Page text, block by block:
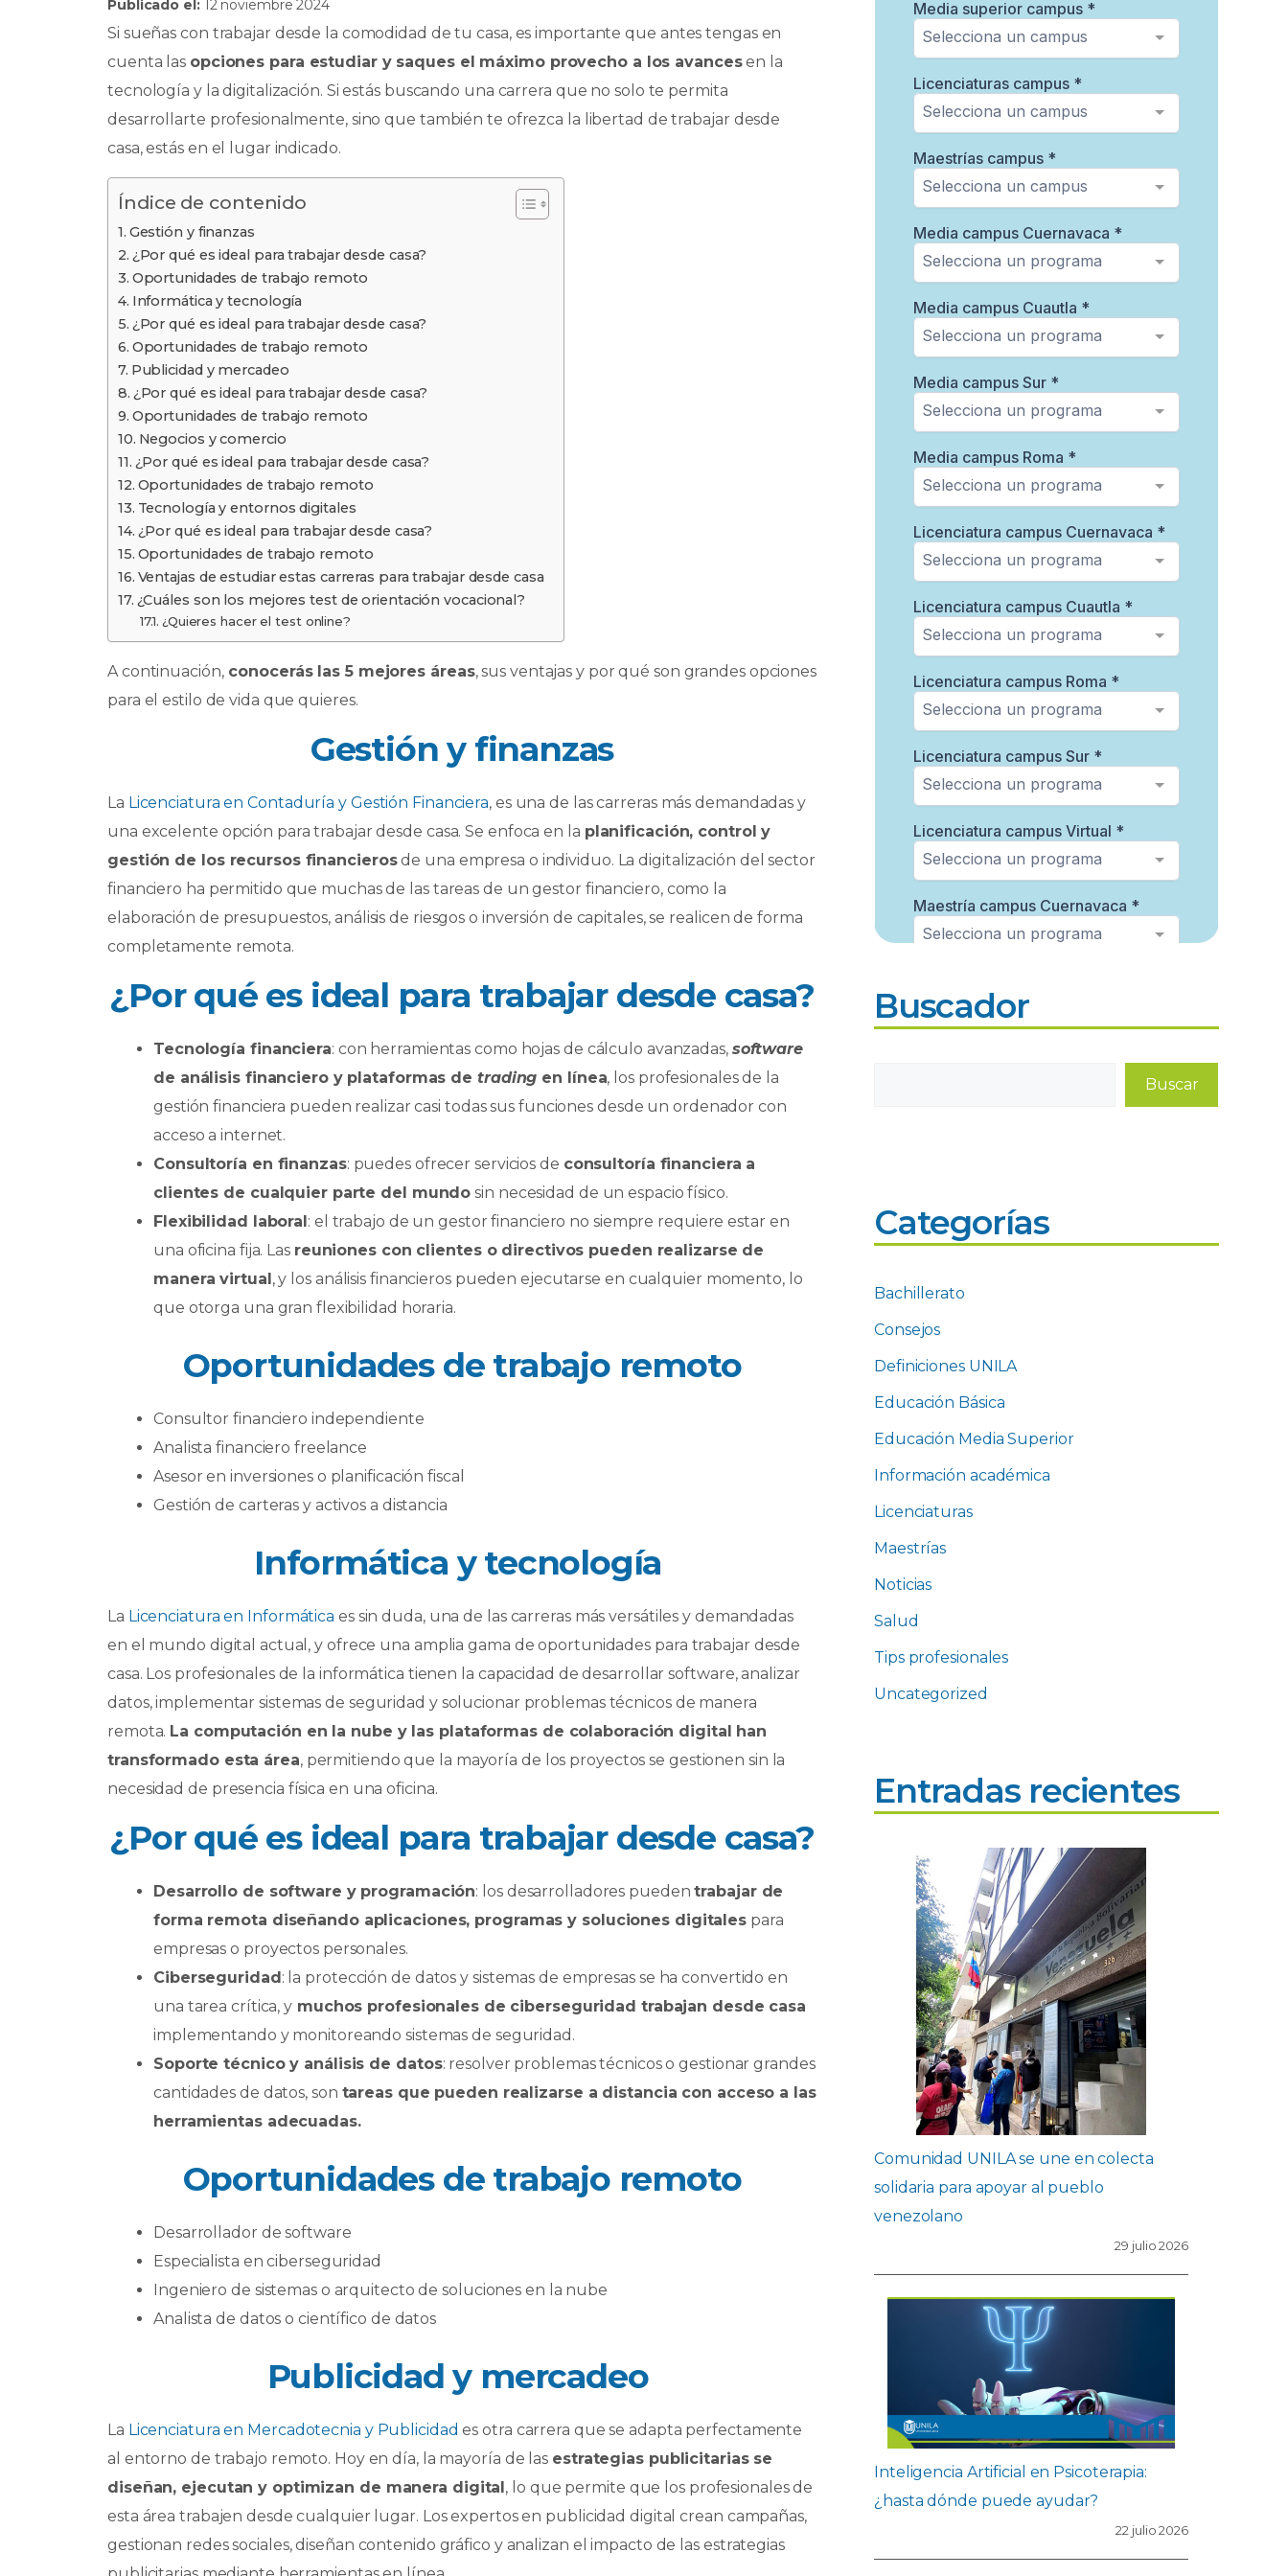
c
e
b
o
o
k
a
ts
A
p
p
k
e
dI
n
m
p
ar
ti
r
Publicado el: 12 noviembre 2024
Si sueñas con trabajar desde la comodidad de tu casa, es importante que antes tengas en
cuenta las opciones para estudiar y saques el máximo provecho a los avancesen la
tecnología y la digitalización. Si estás buscando una carrera que no solo te permita
desarrollarte profesionalmente, sino que también te ofrezca la libertad de trabajar desde
casa, estás en el lugar indicado.
Índice de contenido
Gestión y finanzas
¿Por qué es ideal para trabajar desde casa?
Oportunidades de trabajo remoto
Informática y tecnología
¿Por qué es ideal para trabajar desde casa?
Oportunidades de trabajo remoto
Publicidad y mercadeo
¿Por qué es ideal para trabajar desde casa?
Oportunidades de trabajo remoto
Negocios y comercio
¿Por qué es ideal para trabajar desde casa?
Oportunidades de trabajo remoto
Tecnología y entornos digitales
¿Por qué es ideal para trabajar desde casa?
Oportunidades de trabajo remoto
Ventajas de estudiar estas carreras para trabajar desde casa
¿Cuáles son los mejores test de orientación vocacional?
¿Quieres hacer el test online?
A continuación,conocerás las 5 mejores áreas, sus ventajas y por qué son grandes opciones
para el estilo de vida que quieres.
Gestión y finanzas
La Licenciatura en Contaduría y Gestión Financiera, es una de las carreras más demandadas y
una excelente opción para trabajar desde casa. Se enfoca en la planificación, control y
gestión de los recursos financierosde una empresa o individuo. La digitalización del sector
financiero ha permitido que muchas de las tareas de un gestor financiero, como la
elaboración de presupuestos, análisis de riesgos o inversión de capitales, se realicen de forma
completamente remota.
¿Por qué es ideal para trabajar desde casa?
Tecnología financiera: con herramientas como hojas de cálculo avanzadas, software
de análisis financiero y plataformas de trading en línea, los profesionales de la
gestión financiera pueden realizar casi todas sus funciones desde un ordenador con
acceso a internet.
Consultoría en finanzas: puedes ofrecer servicios de consultoría financiera a
clientes de cualquier parte del mundo sin necesidad de un espacio físico.
Flexibilidad laboral: el trabajo de un gestor financiero no siempre requiere estar en
una oficina fija. Las reuniones con clientes o directivos pueden realizarse de
manera virtual, y los análisis financieros pueden ejecutarse en cualquier momento, lo
que otorga una gran flexibilidad horaria.
Oportunidades de trabajo remoto
Consultor financiero independiente
Analista financiero freelance
Asesor en inversiones o planificación fiscal
Gestión de carteras y activos a distancia
Informática y tecnología
La Licenciatura en Informática es sin duda, una de las carreras más versátiles y demandadas
en el mundo digital actual, y ofrece una amplia gama de oportunidades para trabajar desde
casa. Los profesionales de la informática tienen la capacidad de desarrollar software, analizar
datos, implementar sistemas de seguridad y solucionar problemas técnicos de manera
remota. La computación en la nube y las plataformas de colaboración digital han
transformado esta área, permitiendo que la mayoría de los proyectos se gestionen sin la
necesidad de presencia física en una oficina.
¿Por qué es ideal para trabajar desde casa?
Desarrollo de software y programación: los desarrolladores puedentrabajar de
forma remota diseñando aplicaciones, programas y soluciones digitales para
empresas o proyectos personales.
Ciberseguridad: la protección de datos y sistemas de empresas se ha convertido en
una tarea crítica, y muchos profesionales de ciberseguridad trabajan desde casa
implementando y monitoreando sistemas de seguridad.
Soporte técnico y análisis de datos: resolver problemas técnicos o gestionar grandes
cantidades de datos, son tareas que pueden realizarse a distancia con acceso a las
herramientas adecuadas.
Oportunidades de trabajo remoto
Desarrollador de software
Especialista en ciberseguridad
Ingeniero de sistemas o arquitecto de soluciones en la nube
Analista de datos o científico de datos
Publicidad y mercadeo
La Licenciatura en Mercadotecnia y Publicidad es otra carrera que se adapta perfectamente
al entorno de trabajo remoto. Hoy en día, la mayoría de las estrategias publicitarias se
diseñan, ejecutan y optimizan de manera digital, lo que permite que los profesionales de
esta área trabajen desde cualquier lugar. Los expertos en publicidad digital crean campañas,
gestionan redes sociales, diseñan contenido gráfico y analizan el impacto de las estrategias
Buscador
Buscar
Categorías
Bachillerato
Consejos
Definiciones UNILA
Educación Básica
Educación Media Superior
Información académica
Licenciaturas
Maestrías
Noticias
Salud
Tips profesionales
Uncategorized
Entradas recientes
Comunidad UNILA se une en colecta
solidaria para apoyar al pueblo
venezolano
29 julio 2026
Inteligencia Artificial en Psicoterapia:
¿hasta dónde puede ayudar?
22 julio 2026